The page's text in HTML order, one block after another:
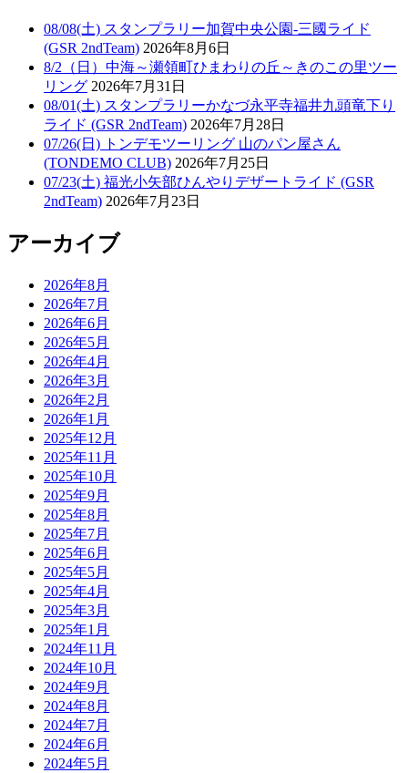
08/08(土) スタンプラリー加賀中央公園-三國ライド
(GSR 2ndTeam) 2026年8月6日
8/2（日）中海～瀬領町ひまわりの丘～きのこの里ツー
リング 2026年7月31日
08/01(土) スタンプラリーかなづ永平寺福井九頭竜下り
ライド (GSR 2ndTeam) 2026年7月28日
07/26(日) トンデモツーリング 山のパン屋さん
(TONDEMO CLUB) 2026年7月25日
07/23(土) 福光小矢部ひんやりデザートライド (GSR
2ndTeam) 2026年7月23日
アーカイブ
2026年8月
2026年7月
2026年6月
2026年5月
2026年4月
2026年3月
2026年2月
2026年1月
2025年12月
2025年11月
2025年10月
2025年9月
2025年8月
2025年7月
2025年6月
2025年5月
2025年4月
2025年3月
2025年1月
2024年11月
2024年10月
2024年9月
2024年8月
2024年7月
2024年6月
2024年5月